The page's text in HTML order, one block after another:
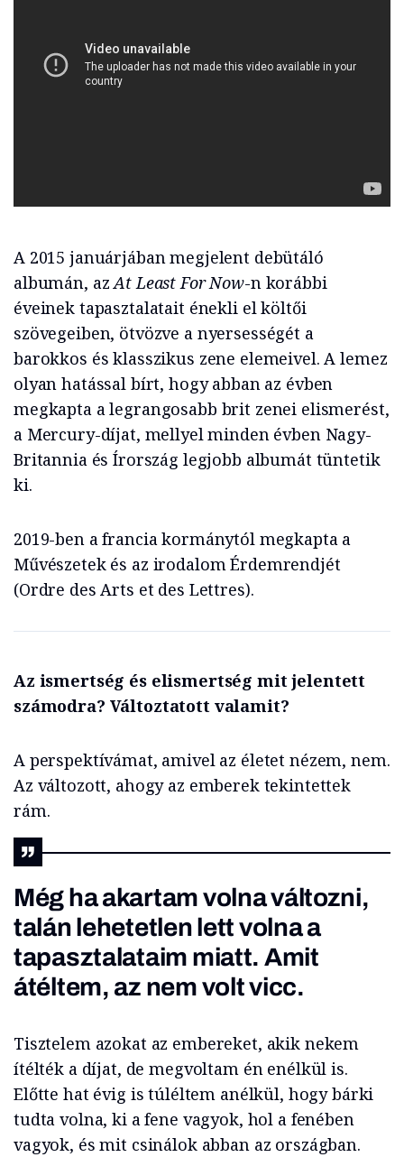
A 2015 januárjában megjelent debütáló
albumán, azAt Least For Now-n korábbi
éveinek tapasztalatait énekli el költői
szövegeiben, ötvözve a nyersességét a
barokkos és klasszikus zene elemeivel. A lemez
olyan hatással bírt, hogy abban az évben
megkapta a legrangosabb brit zenei elismerést,
a Mercury-díjat, mellyel minden évben Nagy-
Britannia és Írország legjobb albumát tüntetik
ki.
2019-ben a francia kormánytól megkapta a
Művészetek és az irodalom Érdemrendjét
(Ordre des Arts et des Lettres).
Az ismertség és elismertség mit jelentett
számodra? Változtatott valamit?
A perspektívámat, amivel az életet nézem, nem.
Az változott, ahogy az emberek tekintettek
rám.
Még ha akartam volna változni,
talán lehetetlen lett volna a
tapasztalataim miatt. Amit
átéltem, az nem volt vicc.
Tisztelem azokat az embereket, akik nekem
ítélték a díjat, de megvoltam én enélkül is.
Előtte hat évig is túléltem anélkül, hogy bárki
tudta volna, ki a fene vagyok, hol a fenében
vagyok, és mit csinálok abban az országban.